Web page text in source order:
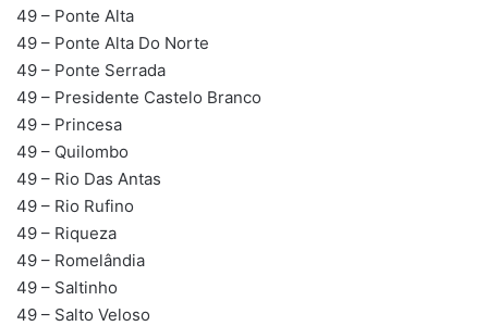
49 – Ponte Alta
49 – Ponte Alta Do Norte
49 – Ponte Serrada
49 – Presidente Castelo Branco
49 – Princesa
49 – Quilombo
49 – Rio Das Antas
49 – Rio Rufino
49 – Riqueza
49 – Romelândia
49 – Saltinho
49 – Salto Veloso